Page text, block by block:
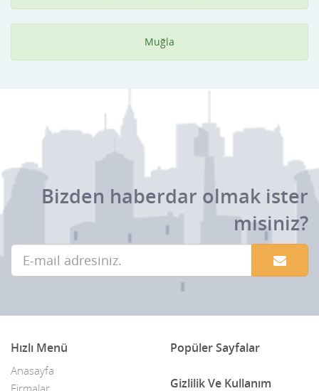
Muğla
Bizden haberdar olmak ister
misiniz?
Hızlı Menü
Anasayfa
Popüler Sayfalar
Gizlilik Ve Kullanım